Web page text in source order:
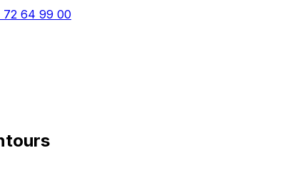
72 64 99 00